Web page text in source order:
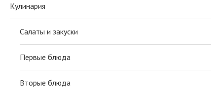
Кулинария
Салаты и закуски
Первые блюда
Вторые блюда